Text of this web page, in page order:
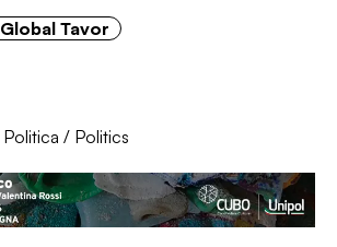
Global Tavor
Politica / Politics